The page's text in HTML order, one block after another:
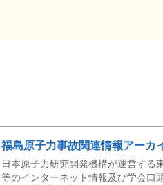
福島原子力事故関連情報アーカ
日本原子力研究開発機構が運営する
等のインターネット情報及び学会口